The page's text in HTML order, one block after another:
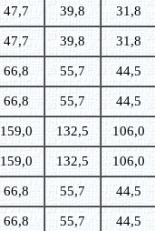
47,7 39,8
31,8
47,7 39,8
31,8
66,8 55,7
44,5
66,8 55,7
44,5
159,0 132,5
106,0
159,0 132,5
106,0
66,8 55,7
44,5
66,8 55,7
44,5